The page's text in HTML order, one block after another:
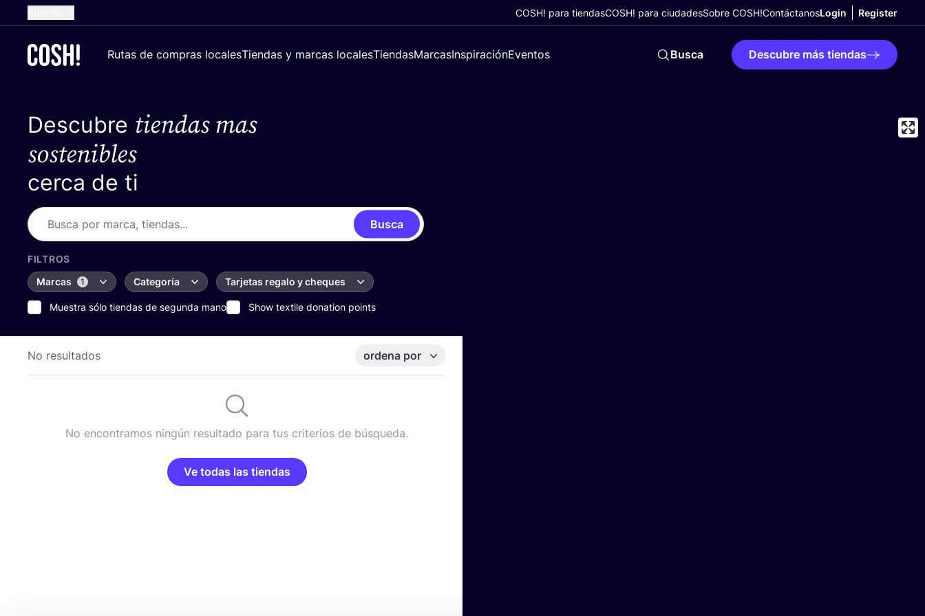
Dutch
German
COSH! para tiendasCOSH! para ciudadesSobre COSH!ContáctanosLogin Register
Rutas de compras localesTiendas y marcas localesTiendasMarcasInspiraciónEventos Busca Descubre más tiendas
Descubre tiendas mas
sostenibles
cerca de ti
Busca
FILTROS
Marcas
1 Categoría Tarjetas regalo y cheques
Muestra sólo tiendas de segunda mano Show textile donation points
No resultados ordena por
No encontramos ningún resultado para tus criterios de búsqueda.
Ve todas las tiendas